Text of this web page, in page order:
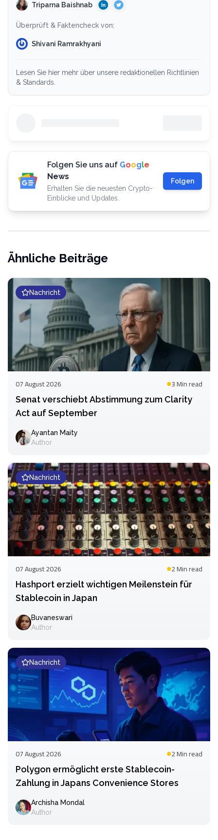
Triparna Baishnab
Überprüft & Faktencheck von:
Shivani Ramrakhyani
Lesen Sie hier mehr über unsere redaktionellen Richtlinien
& Standards.
Folgen Sie uns auf Google
News
Erhalten Sie die neuesten Crypto-
Einblicke und Updates.
Folgen
Ähnliche Beiträge
Nachricht
07 August 2026 3 Minread
Senat verschiebt Abstimmung zum Clarity
Act auf September
Ayantan Maity
Author
Nachricht
07 August 2026 2 Minread
Hashport erzielt wichtigen Meilenstein für
Stablecoin in Japan
Buvaneswari
Author
Nachricht
07 August 2026 2 Minread
Polygon ermöglicht erste Stablecoin-
Zahlung in Japans Convenience Stores
Archisha Mondal
Author